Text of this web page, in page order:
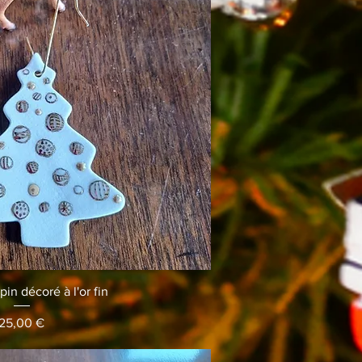
rapide
décoré à l'or fin
25,00 €